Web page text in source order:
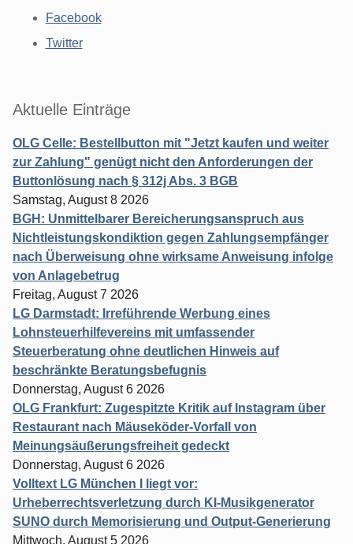
Facebook
Twitter
Aktuelle Einträge
OLG Celle: Bestellbutton mit "Jetzt kaufen und weiter
zur Zahlung" genügt nicht den Anforderungen der
Buttonlösung nach § 312j Abs. 3 BGB
Samstag, August 8 2026
BGH: Unmittelbarer Bereicherungsanspruch aus
Nichtleistungskondiktion gegen Zahlungsempfänger
nach Überweisung ohne wirksame Anweisung infolge
von Anlagebetrug
Freitag, August 7 2026
LG Darmstadt: Irreführende Werbung eines
Lohnsteuerhilfevereins mit umfassender
Steuerberatung ohne deutlichen Hinweis auf
beschränkte Beratungsbefugnis
Donnerstag, August 6 2026
OLG Frankfurt: Zugespitzte Kritik auf Instagram über
Restaurant nach Mäuseköder-Vorfall von
Meinungsäußerungsfreiheit gedeckt
Donnerstag, August 6 2026
Volltext LG München I liegt vor:
Urheberrechtsverletzung durch KI-Musikgenerator
SUNO durch Memorisierung und Output-Generierung
Mittwoch, August 5 2026